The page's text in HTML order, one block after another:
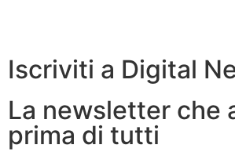
Iscriviti a Digital
La newsletter che
prima di tutti